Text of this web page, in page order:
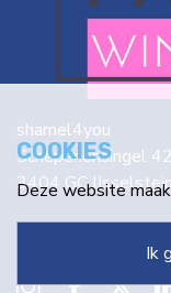
shamel4you
Schepenensingel 42
3404 GC
COOKIES
Deze website
ik